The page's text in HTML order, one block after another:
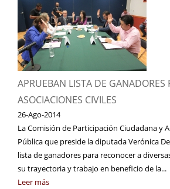
APRUEBAN LISTA DE GANADORES
ASOCIACIONES CIVILES
26-Ago-2014
La Comisión de Participación Ciudadana y
Pública que preside la diputada Verónica
lista de ganadores para reconocer a
su trayectoria y trabajo en beneficio de la...
Leer más